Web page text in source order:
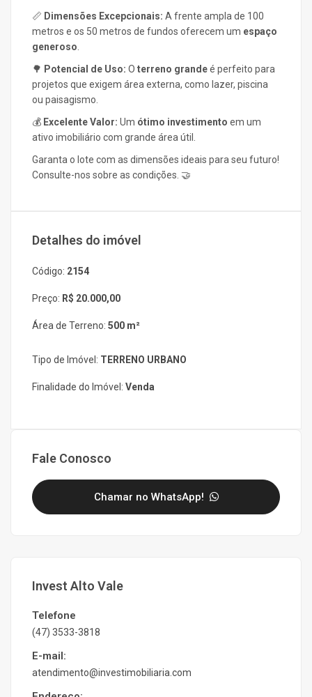
📏 Dimensões Excepcionais: A frente ampla de 100
metros e os 50 metros de fundos oferecem um espaço
generoso
🌳 Potencial de Uso: O terreno grandeé perfeito para
projetos que exigem área externa, como lazer, piscina
ou paisagismo.
💰 Excelente Valor: Um ótimo investimento em um
ativo imobiliário com grande área útil.
Garanta o lote com as dimensões ideais para seu futuro!
Consulte-nos sobre as condições. 🤝
Detalhes do imóvel
Código: 2154
Preço: R$ 20.000,00
Área de Terreno: 500 m²
Tipo de Imóvel: TERRENO URBANO
Finalidade do Imóvel: Venda
Fale Conosco
Chamar no WhatsApp!
Invest Alto Vale
Telefone
(47) 3533-3818
E-mail:
atendimento@investimobiliaria.com